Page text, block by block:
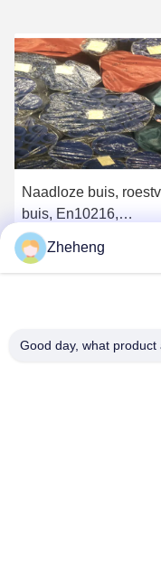
Naadloze buis,
buis, En10216,
SS304/316L, Od
Sch40, ketelbuis
Krijg Beste
Zheheng
Good day, what